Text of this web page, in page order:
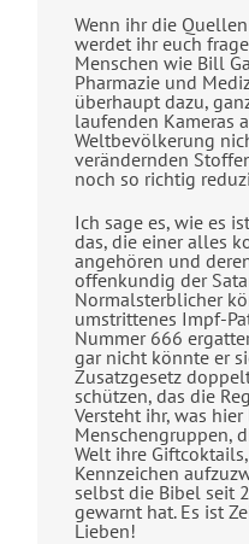
Wenn ihr die
werdet ihr euch
Menschen wie Bill
Pharmazie und
überhaupt dazu,
laufenden Kameras
Weltbevölkerung
verändernden
noch so richtig
Ich sage es, wie es
das, die einer alles
angehören und
offenkundig der
Normalsterblicher
umstrittenes Impf-
Nummer 666
gar nicht könnte er
Zusatzgesetz
schützen, das die
Versteht ihr, was
Menschengruppen,
Welt ihre
Kennzeichen
selbst die Bibel seit
gewarnt hat. Es ist
Lieben!